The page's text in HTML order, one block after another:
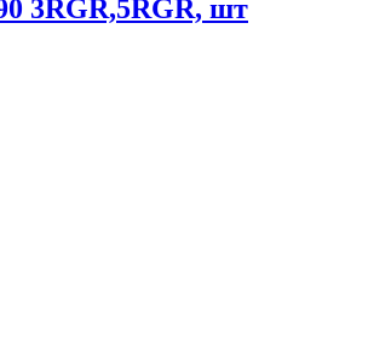
3RGR,5RGR, шт